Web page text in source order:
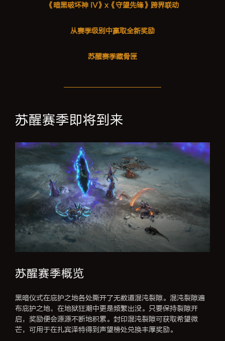
《暗黑破坏神 IV》x《守望先锋》跨界联动
从赛季级别中赢取全新奖励
苏醒赛季藏骨匣
苏醒赛季即将到来
苏醒赛季概览
黑暗仪式在庇护之地各处撕开了无数道混沌裂隙。混沌裂隙遍
布庇护之地，在地狱狂潮中更是频繁出没。只要保持裂隙开
启，奖励便会源源不断地积累。封印混沌裂隙可获取希望微
芒，可用于在扎宾泽特得到声望榜处兑换丰厚奖励。